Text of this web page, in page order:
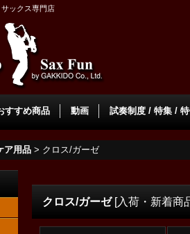
ックス専門店
すすめ商品 動画 試奏制度 / 特集 /
ア用品 > クロス/ガーゼ
クロス/ガーゼ [入荷・新着商